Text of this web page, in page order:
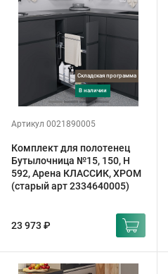
Складская программа
в наличии
Артикул 0021890005
Комплект для полотенец
Бутылочница №15, 150, H
592, Арена КЛАССИК, ХРОМ
(старый арт 2334640005)
23 973 ₽